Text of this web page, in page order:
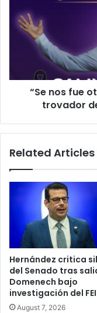
otro
de
grandes”:
el
trovador
Marrero
“Se nos fue
trovador
Related Articles
Hernández critica
del Senado tras
Domenech bajo
investigación del FEI
August 7, 2026